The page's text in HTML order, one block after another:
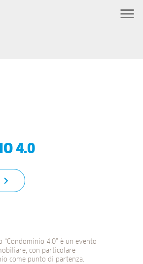
4.0
“Condominio 4.0” è un evento
con particolare
come punto di partenza.